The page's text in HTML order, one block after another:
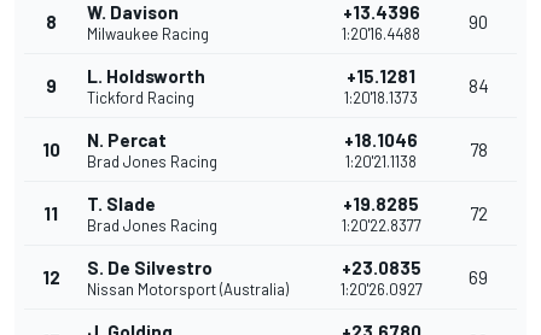
8 W. Davison
Milwaukee Racing
+13.4396
1:20'16.4488
90
9 L. Holdsworth
Tickford Racing
+15.1281
1:20'18.1373
84
10 N. Percat
Brad Jones Racing
+18.1046
1:20'21.1138
78
11 T. Slade
Brad Jones Racing
+19.8285
1:20'22.8377
72
12 S. De Silvestro
Nissan Motorsport (Australia)
+23.0835
1:20'26.0927
69